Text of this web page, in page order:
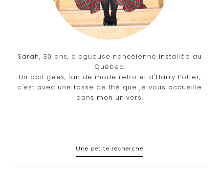
Sarah, 30 ans, blogueuse nancéienne installée au
Québec.
Un poil geek, fan de mode retro et d'Harry Potter,
c'est avec une tasse de thé que je vous accueille
dans mon univers.
Une petite recherche